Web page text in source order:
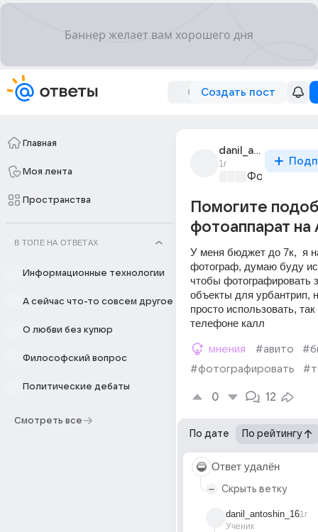
Создать пост
Главная
Моя лента
Пространства
В ТОПЕ НА ОТВЕТАХ
Информационные технологии
А сейчас что-то совсем другое
О любви без купюр
Философский вопрос
Политические дебаты
Смотреть все
danil_antoshin_16
1г
Фото,
Помогите
фотоаппарат на
У меня бюджет до 7к,  я
фотограф, думаю буду
чтобы фотографировать
объекты для урбантрип,
просто использовать,
телефоне калл
мнения #авито
#фотографировать
0 12
По дате По рейтингу
Ответ удалён
Скрыть ветку
danil_antoshin_16
Ученик
1г